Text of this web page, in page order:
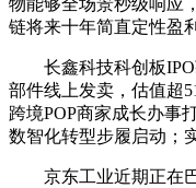
物能够全场景秒级响应
链将来十年简直定性盈
长鑫科技科创板IPO
部件线上发卖，估值超
跨境POP商家成长办事
数智化转型步履启动；
京东工业近期正在巴